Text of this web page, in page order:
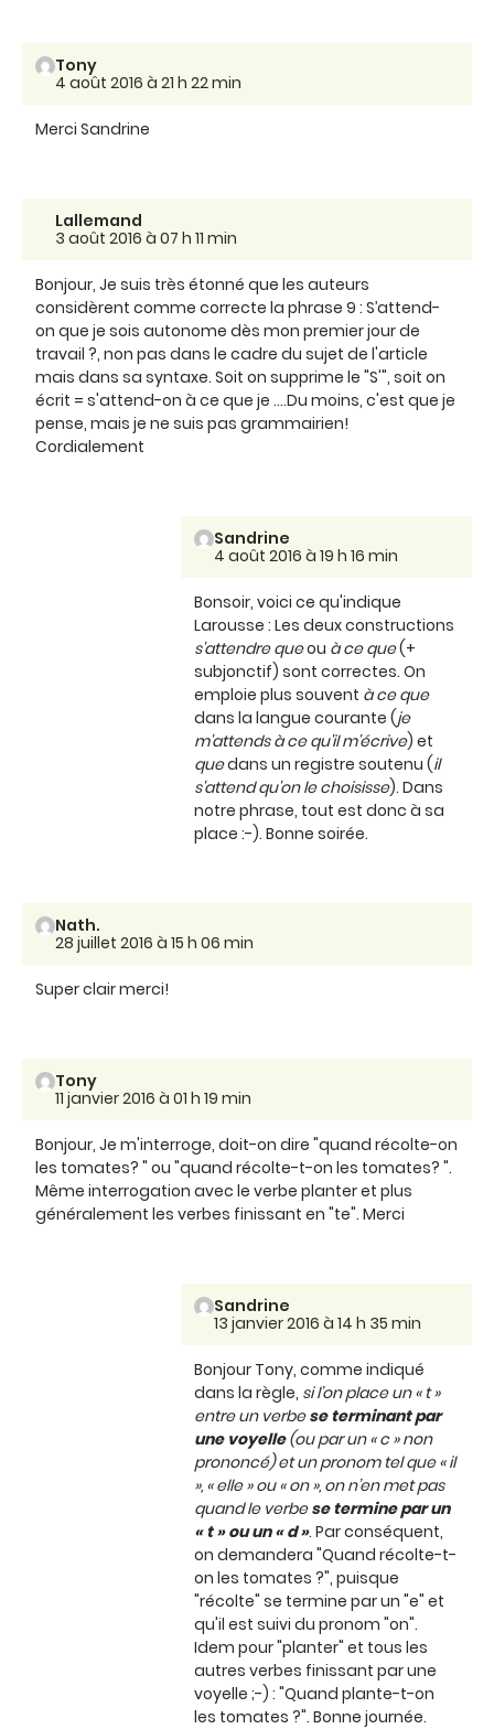
Tony
4 août 2016 à 21 h 22 min
Merci Sandrine
Lallemand
3 août 2016 à 07 h 11 min
Bonjour, Je suis très étonné que les auteurs
considèrent comme correcte la phrase 9 : S’attend-
on que je sois autonome dès mon premier jour de
travail ?, non pas dans le cadre du sujet de l'article
mais dans sa syntaxe. Soit on supprime le "S'", soit on
écrit = s'attend-on à ce que je ....Du moins, c'est que je
pense, mais je ne suis pas grammairien!
Cordialement
Sandrine
4 août 2016 à 19 h 16 min
Bonsoir, voici ce qu'indique
Larousse : Les deux constructions
s'attendre queou à ce que(+
subjonctif) sont correctes. On
emploie plus souvent à ce que
dans la langue courante (je
m'attends à ce qu'il m'écrive) et
quedans un registre soutenu (il
s'attend qu'on le choisisse). Dans
notre phrase, tout est donc à sa
place :-). Bonne soirée.
Nath.
28 juillet 2016 à 15 h 06 min
Super clair merci!
Tony
11 janvier 2016 à 01 h 19 min
Bonjour, Je m'interroge, doit-on dire "quand récolte-on
les tomates? " ou "quand récolte-t-on les tomates? ".
Même interrogation avec le verbe planter et plus
généralement les verbes finissant en "te". Merci
Sandrine
13 janvier 2016 à 14 h 35 min
Bonjour Tony, comme indiqué
dans la règle, si l’on place un « t »
entre un verbese terminant par
une voyelle(ou par un « c » non
prononcé) et un pronom tel que « il
», « elle » ou « on », on n’en met pas
quand le verbese termine par un
« t » ou un « d ». Par conséquent,
on demandera "Quand récolte-t-
on les tomates ?", puisque
"récolte" se termine par un "e" et
qu'il est suivi du pronom "on".
Idem pour "planter" et tous les
autres verbes finissant par une
voyelle ;-) : "Quand plante-t-on
les tomates ?". Bonne journée.